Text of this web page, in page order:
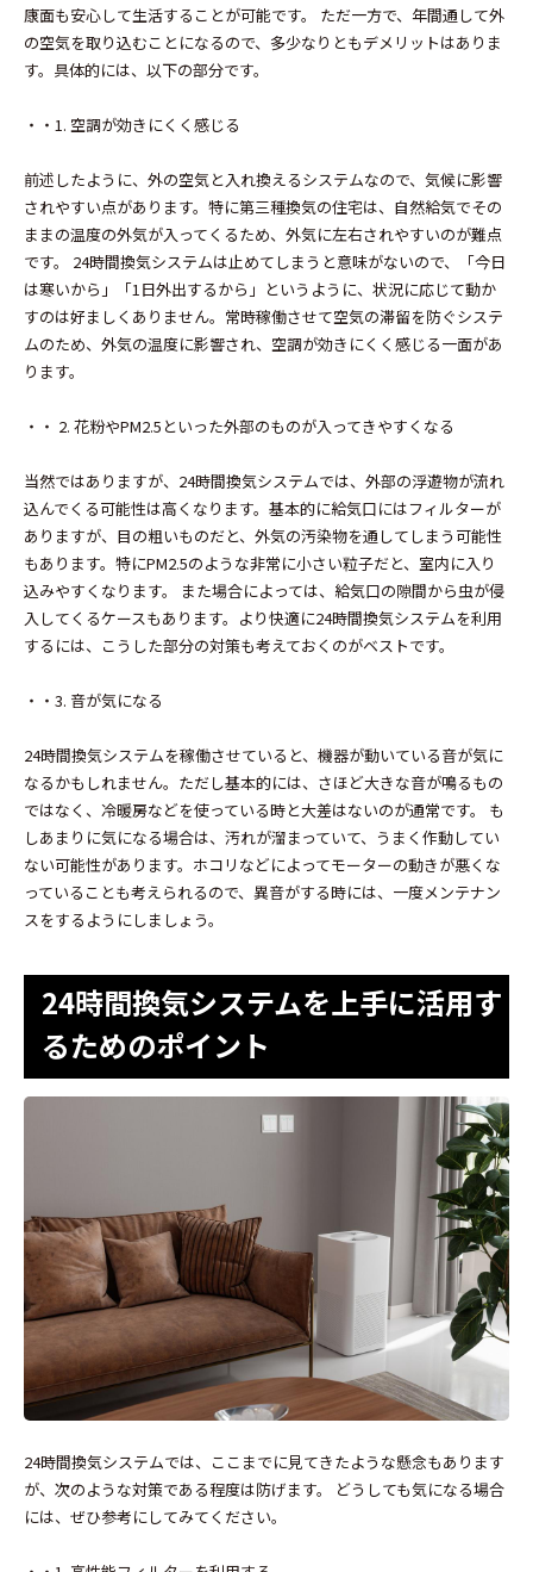
康面も安心して生活することが可能です。 ただ一方で、年間通して外
の空気を取り込むことになるので、多少なりともデメリットはありま
す。具体的には、以下の部分です。
・・1. 空調が効きにくく感じる
前述したように、外の空気と入れ換えるシステムなので、気候に影響
されやすい点があります。特に第三種換気の住宅は、自然給気でその
ままの温度の外気が入ってくるため、外気に左右されやすいのが難点
です。 24時間換気システムは止めてしまうと意味がないので、「今日
は寒いから」「1日外出するから」というように、状況に応じて動か
すのは好ましくありません。常時稼働させて空気の滞留を防ぐシステ
ムのため、外気の温度に影響され、空調が効きにくく感じる一面があ
ります。
・・ 2. 花粉やPM2.5といった外部のものが入ってきやすくなる
当然ではありますが、24時間換気システムでは、外部の浮遊物が流れ
込んでくる可能性は高くなります。基本的に給気口にはフィルターが
ありますが、目の粗いものだと、外気の汚染物を通してしまう可能性
もあります。特にPM2.5のような非常に小さい粒子だと、室内に入り
込みやすくなります。 また場合によっては、給気口の隙間から虫が侵
入してくるケースもあります。より快適に24時間換気システムを利用
するには、こうした部分の対策も考えておくのがベストです。
・・3. 音が気になる
24時間換気システムを稼働させていると、機器が動いている音が気に
なるかもしれません。ただし基本的には、さほど大きな音が鳴るもの
ではなく、冷暖房などを使っている時と大差はないのが通常です。 も
しあまりに気になる場合は、汚れが溜まっていて、うまく作動してい
ない可能性があります。ホコリなどによってモーターの動きが悪くな
っていることも考えられるので、異音がする時には、一度メンテナン
スをするようにしましょう。
24時間換気システムを上手に活用す
るためのポイント
24時間換気システムでは、ここまでに見てきたような懸念もあります
が、次のような対策である程度は防げます。 どうしても気になる場合
には、ぜひ参考にしてみてください。